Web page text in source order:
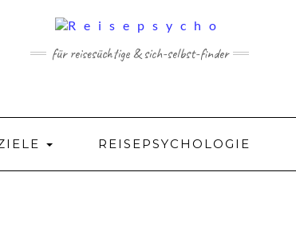
für reisesüchtige & sich-selbst-finder
REISEPSYCHOLOGIE